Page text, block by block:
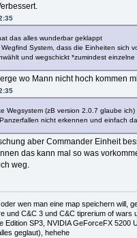
das alles wunderbar geklappt
System, dass die Einheiten sich
und wegschickt *zumindest
wo Mann nicht hoch kommen
Wegsystem (zB version 2.0.7 glaube
nicht erkennen und einfach
aber Commander Einheit
das kann mal so was
weg.
wen man eine map speichern will,
und C&C 3 und C&C tiprerium of
Edition SP3, NVIDIA GeForceFX
geglaut), hehehe